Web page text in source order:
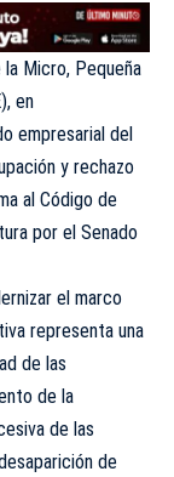
la Micro, Pequeña
en
empresarial del
y rechazo
al Código de
por el Senado
el marco
representa una
de las
de la
de las
de